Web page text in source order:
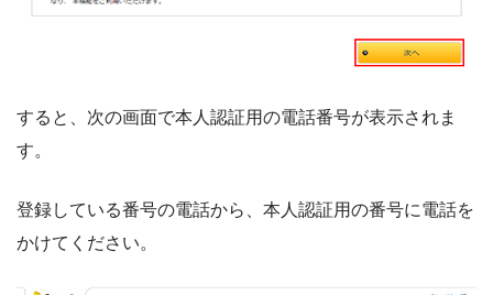
すると、次の画面で本人認証用の電話番号が表示されま
す。
登録している番号の電話から、本人認証用の番号に電話を
かけてください。